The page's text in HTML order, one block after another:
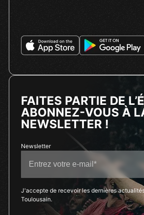
FAITES PARTIE DE
ABONNEZ-VOUS À
NEWSLETTER !
J'accepte de recevoir les dernières
Toulousain.